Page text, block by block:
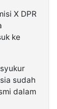
X DPR
ke
sudah
dalam